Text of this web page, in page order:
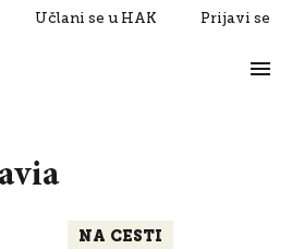
Učlani se u HAK Prijavi se
NA CESTI